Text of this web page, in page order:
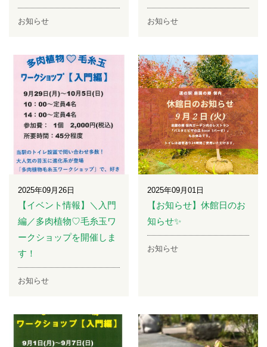
お知らせ お知らせ
2025年09月26日
【イベント情報】＼入門
編／多肉植物♡毛糸玉ワ
ークショップを開催しま
す！
お知らせ
2025年09月01日
【お知らせ】休館日のお
知らせ✨
お知らせ